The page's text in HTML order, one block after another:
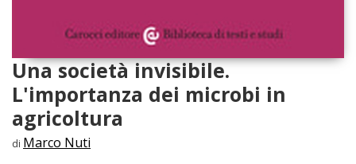
Una società invisibile.
L'importanza dei microbi in
agricoltura
di Marco Nuti